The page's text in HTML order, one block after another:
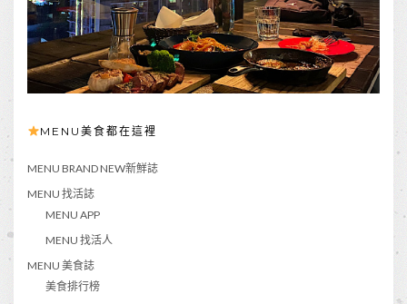
MENU美食都在這裡
MENU BRAND NEW新鮮誌
MENU 找活誌
MENU APP
MENU 找活人
MENU 美食誌
美食排行榜